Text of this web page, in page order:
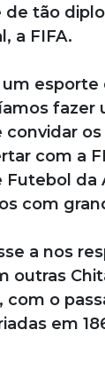
de tão
a FIFA.
com a
com
a nos
com o
em